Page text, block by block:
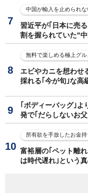
中国が輸入を止められな
習近平が｢日本に売
割を握られていた"
無料で楽しめる極上グル
エビやカニを想わ
採れる｢今が旬｣な高
｢ボディーバッグ｣
発で｢だらしないお
所有欲を手放したお金持
富裕層の｢ペット離
は時代遅れ｣という